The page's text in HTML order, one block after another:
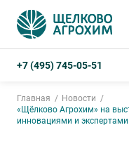
+7 (495) 745-05-51
Главная
Новости
«Щёлково Агрохим» на
инновациями и